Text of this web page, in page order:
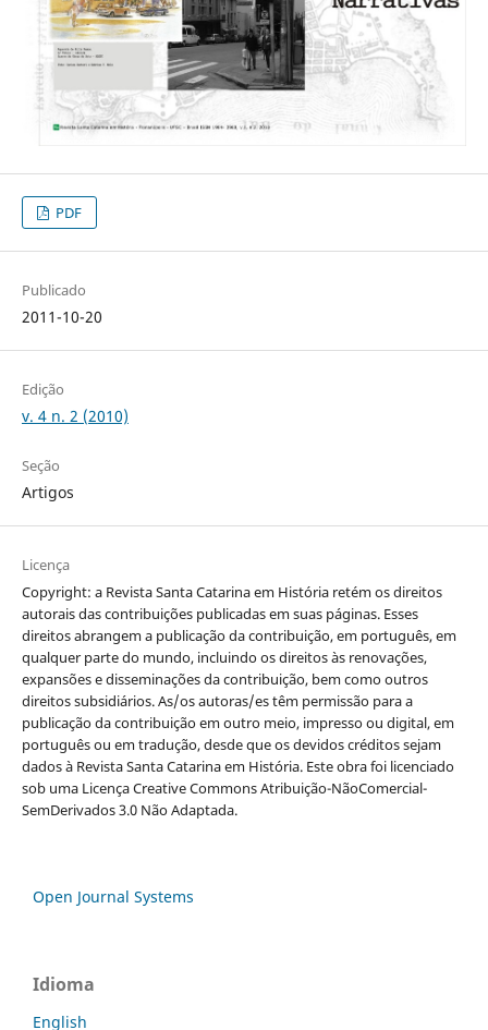
PDF
Publicado
2011-10-20
Edição
v. 4 n. 2 (2010)
Seção
Artigos
Licença
Copyright: a Revista Santa Catarina em História retém os direitos
autorais das contribuições publicadas em suas páginas. Esses
direitos abrangem a publicação da contribuição, em português, em
qualquer parte do mundo, incluindo os direitos às renovações,
expansões e disseminações da contribuição, bem como outros
direitos subsidiários. As/os autoras/es têm permissão para a
publicação da contribuição em outro meio, impresso ou digital, em
português ou em tradução, desde que os devidos créditos sejam
dados à Revista Santa Catarina em História. Este obra foi licenciado
sob uma Licença Creative Commons Atribuição-NãoComercial-
SemDerivados 3.0 Não Adaptada.
Open Journal Systems
Idioma
English